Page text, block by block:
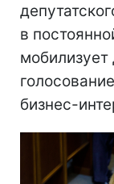
в
мобилизует
бизнес-